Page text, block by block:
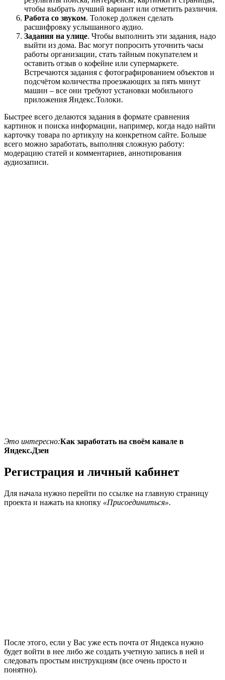
чтобы выбрать лучший вариант или отметить различия.
Работа со звуком. Толокер должен сделать
расшифровку услышанного аудио.
Задания на улице. Чтобы выполнить эти задания, надо
выйти из дома. Вас могут попросить уточнить часы
работы организации, стать тайным покупателем и
оставить отзыв о кофейне или супермаркете.
Встречаются задания с фотографированием объектов и
подсчётом количества проезжающих за пять минут
машин – все они требуют установки мобильного
приложения Яндекс.Толоки.
Быстрее всего делаются задания в формате сравнения
картинок и поиска информации, например, когда надо найти
карточку товара по артикулу на конкретном сайте. Больше
всего можно заработать, выполняя сложную работу:
модерацию статей и комментариев, аннотирования
аудиозаписи.
Это интересно:Как заработать на своём канале в
Яндекс.Дзен
Регистрация и личный кабинет
Для начала нужно перейти по ссылке на главную страницу
проекта и нажать на кнопку «Присоединиться».
После этого, если у Вас уже есть почта от Яндекса нужно
будет войти в нее либо же создать учетную запись в ней и
следовать простым инструкциям (все очень просто и
понятно).